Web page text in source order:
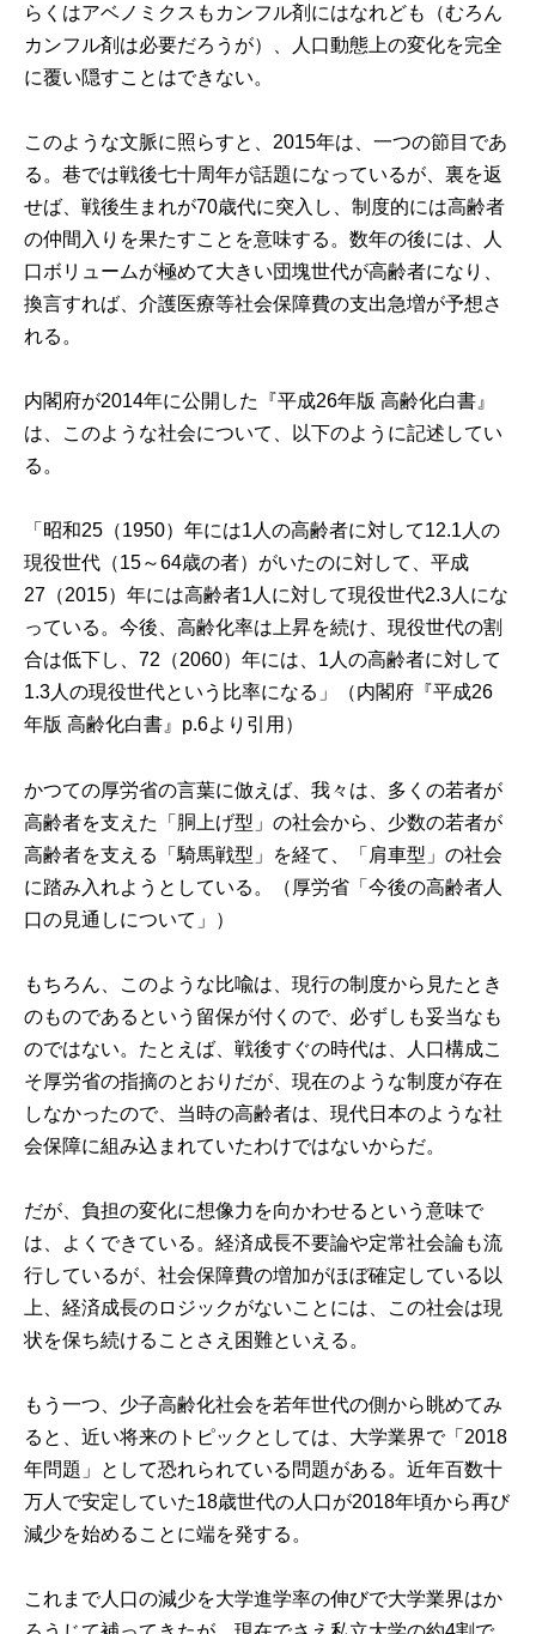
らくはアベノミクスもカンフル剤にはなれども（むろん
カンフル剤は必要だろうが）、人口動態上の変化を完全
に覆い隠すことはできない。
このような文脈に照らすと、2015年は、一つの節目であ
る。巷では戦後七十周年が話題になっているが、裏を返
せば、戦後生まれが70歳代に突入し、制度的には高齢者
の仲間入りを果たすことを意味する。数年の後には、人
口ボリュームが極めて大きい団塊世代が高齢者になり、
換言すれば、介護医療等社会保障費の支出急増が予想さ
れる。
内閣府が2014年に公開した『平成26年版 高齢化白書 』
は、このような社会について、以下のように記述してい
る。
「昭和25（1950）年には1人の高齢者に対して12.1人の
現役世代（15～64歳の者）がいたのに対して、平成
27（2015）年には高齢者1人に対して現役世代2.3人にな
っている。今後、高齢化率は上昇を続け、現役世代の割
合は低下し、72（2060）年には、1人の高齢者に対して
1.3人の現役世代という比率になる」（内閣府『平成26
年版 高齢化白書』p.6より引用）
かつての厚労省の言葉に倣えば、我々は、多くの若者が
高齢者を支えた「胴上げ型」の社会から、少数の若者が
高齢者を支える「騎馬戦型」を経て、「肩車型」の社会
に踏み入れようとしている。（厚労省「今後の高齢者人
口の見通しについて 」）
もちろん、このような比喩は、現行の制度から見たとき
のものであるという留保が付くので、必ずしも妥当なも
のではない。たとえば、戦後すぐの時代は、人口構成こ
そ厚労省の指摘のとおりだが、現在のような制度が存在
しなかったので、当時の高齢者は、現代日本のような社
会保障に組み込まれていたわけではないからだ。
だが、負担の変化に想像力を向かわせるという意味で
は、よくできている。経済成長不要論や定常社会論も流
行しているが、社会保障費の増加がほぼ確定している以
上、経済成長のロジックがないことには、この社会は現
状を保ち続けることさえ困難といえる。
もう一つ、少子高齢化社会を若年世代の側から眺めてみ
ると、近い将来のトピックとしては、大学業界で「2018
年問題」として恐れられている問題がある。近年百数十
万人で安定していた18歳世代の人口が2018年頃から再び
減少を始めることに端を発する。
これまで人口の減少を大学進学率の伸びで大学業界はか